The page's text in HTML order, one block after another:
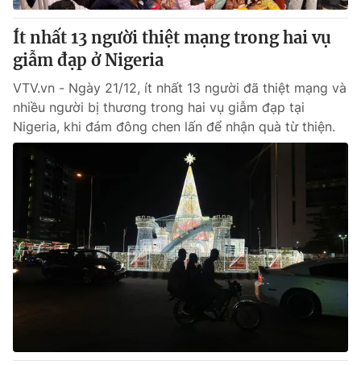
Ít nhất 13 người thiệt mạng trong hai vụ
giẫm đạp ở Nigeria
VTV.vn - Ngày 21/12, ít nhất 13 người đã thiệt mạng và
nhiều người bị thương trong hai vụ giẫm đạp tại
Nigeria, khi đám đông chen lấn để nhận quà từ thiện.